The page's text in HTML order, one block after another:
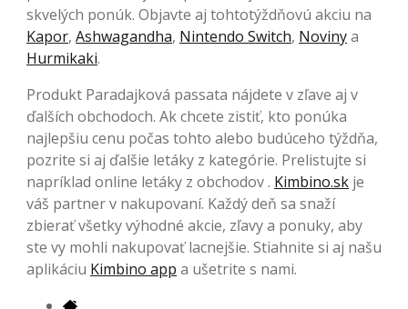
skvelých ponúk. Objavte aj tohtotýždňovú akciu na
Kapor, Ashwagandha, Nintendo Switch, Novinya
Hurmikaki.
Produkt Paradajková passata nájdete v zľave aj v
ďalších obchodoch. Ak chcete zistiť, kto ponúka
najlepšiu cenu počas tohto alebo budúceho týždňa,
pozrite si aj ďalšie letáky z kategórie. Prelistujte si
napríklad online letáky z obchodov . Kimbino.sk je
váš partner v nakupovaní. Každý deň sa snaží
zbierať všetky výhodné akcie, zľavy a ponuky, aby
ste vy mohli nakupovať lacnejšie. Stiahnite si aj našu
aplikáciu Kimbino app a ušetrite s nami.